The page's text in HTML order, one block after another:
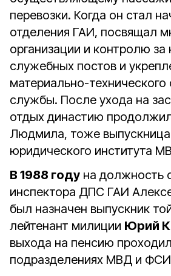
перевозки. Когда он стал
отделения ГАИ, посвящал
организации и контролю за
служебных постов и
материально-технического
службы. После ухода на
отдых династию
Людмила, тоже
юридического института
В 1988 году на должность
инспектора ДПС ГАИ
был назначен выпускник
лейтенант милиции Юрий
выхода на пенсию
подразделениях МВД и